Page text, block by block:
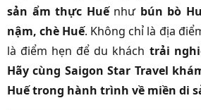
sản ẩm thực Huếnhư bún bò
nậm, chè Huế. Không chỉ là địa
là điểm hẹn để du khách trải
Hãy cùng Saigon Star Travel
Huế trong hành trình về miền di